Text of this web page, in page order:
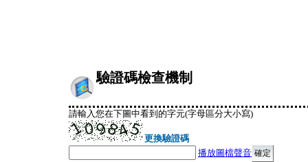
驗證碼檢查機制
請輸入您在下圖中看到的字元(字母區分大小寫)
更換驗證碼
播放圖檔聲音